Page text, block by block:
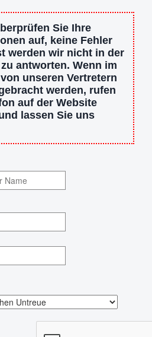
Sie Ihre
auf, keine Fehler
werden wir nicht in der
antworten. Wenn im
unseren Vertretern
werden, rufen
auf der Website
lassen Sie uns